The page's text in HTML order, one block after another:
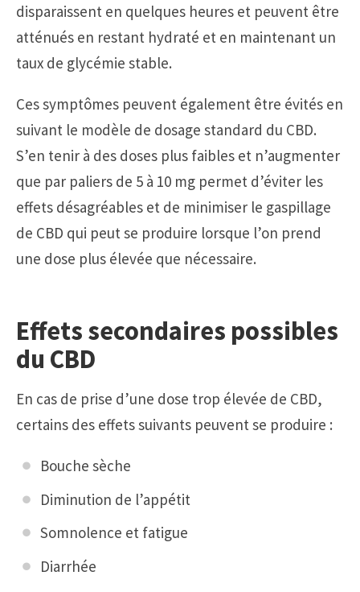
disparaissent en quelques heures et peuvent être
atténués en restant hydraté et en maintenant un
taux de glycémie stable.
Ces symptômes peuvent également être évités en
suivant le modèle de dosage standard du CBD.
S’en tenir à des doses plus faibles et n’augmenter
que par paliers de 5 à 10 mg permet d’éviter les
effets désagréables et de minimiser le gaspillage
de CBD qui peut se produire lorsque l’on prend
une dose plus élevée que nécessaire.
Effets secondaires possibles
du CBD
En cas de prise d’une dose trop élevée de CBD,
certains des effets suivants peuvent se produire :
Bouche sèche
Diminution de l’appétit
Somnolence et fatigue
Diarrhée